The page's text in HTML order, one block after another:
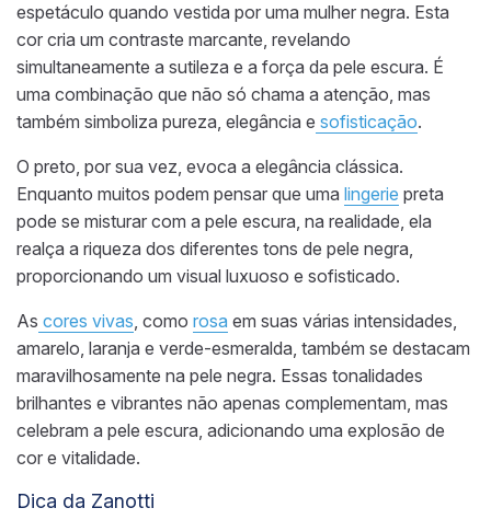
espetáculo quando vestida por uma mulher negra. Esta
cor cria um contraste marcante, revelando
simultaneamente a sutileza e a força da pele escura. É
uma combinação que não só chama a atenção, mas
também simboliza pureza, elegância e sofisticação.
O preto, por sua vez, evoca a elegância clássica.
Enquanto muitos podem pensar que uma lingerie preta
pode se misturar com a pele escura, na realidade, ela
realça a riqueza dos diferentes tons de pele negra,
proporcionando um visual luxuoso e sofisticado.
As cores vivas, como rosa em suas várias intensidades,
amarelo, laranja e verde-esmeralda, também se destacam
maravilhosamente na pele negra. Essas tonalidades
brilhantes e vibrantes não apenas complementam, mas
celebram a pele escura, adicionando uma explosão de
cor e vitalidade.
Dica da Zanotti